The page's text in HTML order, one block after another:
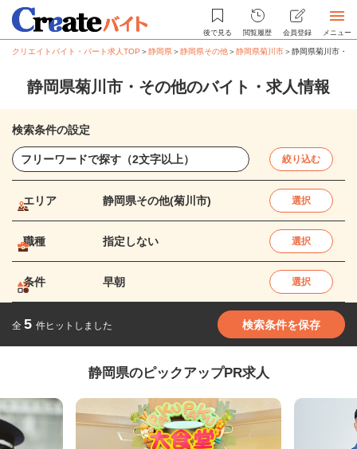
後で見る 閲覧履歴 会員登録 メニュー
クリエイトバイト・パート求人TOP ＞静岡県＞静岡県その他＞静岡県菊川市＞静岡県菊川市・
静岡県菊川市・その他のバイト・求人情報
検索条件の設定
絞り込む
エリア 静岡県その他(菊川市) 選択
職種 指定しない 選択
条件 早朝 選択
全 5 件ヒットしました 検索条件を保存
静岡県のピックアップPR求人